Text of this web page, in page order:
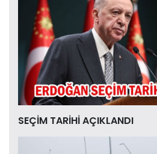
SEÇİM TARİHİ AÇIKLANDI